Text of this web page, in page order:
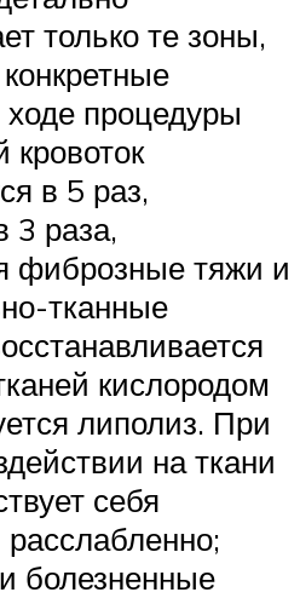
только те зоны,
процедуры
кровоток
в 5 раз,
3 раза,
фиброзные тяжи и
тканные
кислородом
липолиз. При
на ткани
себя
болезненные